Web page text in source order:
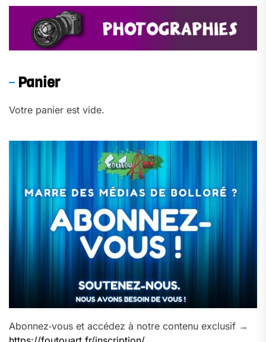
Panier
Votre panier est vide.
Abonnez‑vous et accédez à notre contenu exclusif →